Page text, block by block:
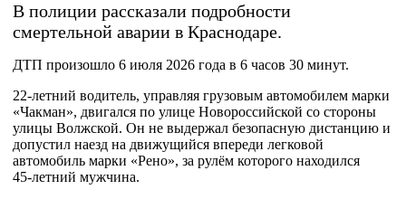
В полиции рассказали подробности
смертельной аварии в Краснодаре.
ДТП произошло 6 июля 2026 года в 6 часов 30 минут.
22‑летний водитель, управляя грузовым автомобилем марки
«Чакман», двигался по улице Новороссийской со стороны
улицы Волжской. Он не выдержал безопасную дистанцию и
допустил наезд на движущийся впереди легковой
автомобиль марки «Рено», за рулём которого находился
45‑летний мужчина.